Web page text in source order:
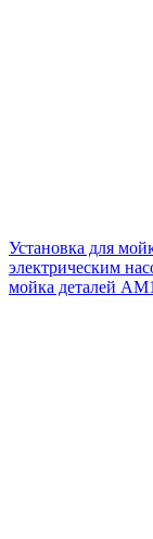
Установка для
электрическим
мойка деталей